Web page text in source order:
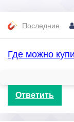
Последние
Где можно
Ответить